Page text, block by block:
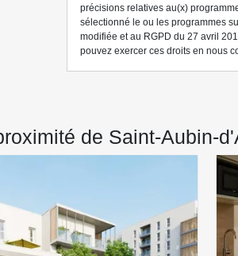
précisions relatives au(x)
sélectionné le ou les programmes
modifiée et au RGPD du 27 avril
pouvez exercer ces droits en nous
de Saint-Aubin-